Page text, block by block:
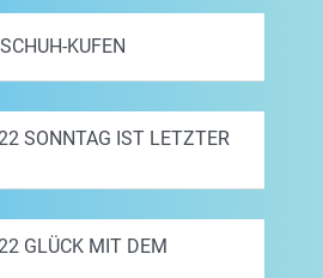
KUFEN
SONNTAG IST LETZTER
GLÜCK MIT DEM